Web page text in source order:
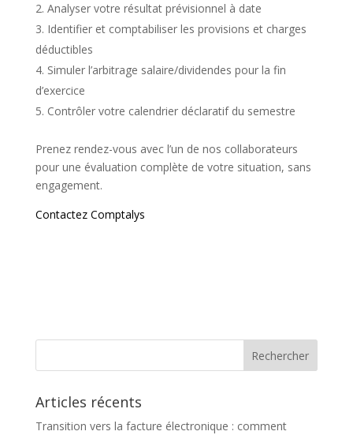
Analyser votre résultat prévisionnel à date
Identifier et comptabiliser les provisions et charges
déductibles
Simuler l’arbitrage salaire/dividendes pour la fin
d’exercice
Contrôler votre calendrier déclaratif du semestre
Prenez rendez-vous avec l’un de nos collaborateurs
pour une évaluation complète de votre situation, sans
engagement.
Contactez Comptalys
Articles récents
Transition vers la facture électronique : comment